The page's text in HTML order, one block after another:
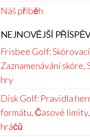
Náš příběh
NEJNOVĚJŠÍ
Frisbee Golf:
Zaznamenávání skóre,
hry
Disk Golf: Pravidla
formátu, Časové
hráčů